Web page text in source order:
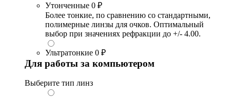
Утонченные 0 ₽
Более тонкие, по сравнению со стандартными,
полимерные линзы для очков. Оптимальный
выбор при значениях рефракции до +/- 4.00.
Ультратонкие 0 ₽
Для работы за компьютером
Выберите тип линз